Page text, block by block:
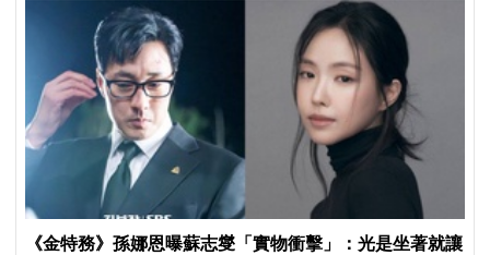
《金特務》孫娜恩曝蘇志燮「實物衝擊」：光是坐著就讓